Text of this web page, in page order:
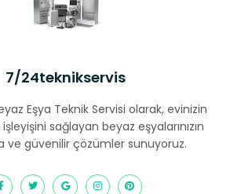
7/24teknikservis
Eşya Teknik Servisi olarak, evinizin
sağlayan beyaz eşyalarınızın
ve güvenilir çözümler sunuyoruz.